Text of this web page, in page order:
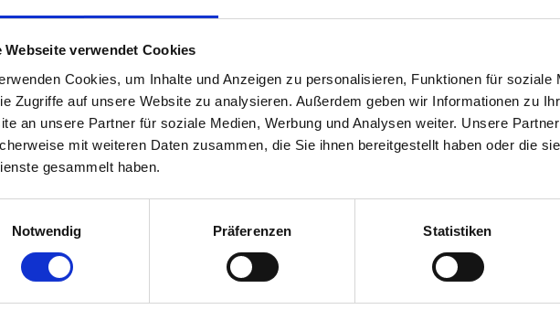
Webseite verwendet Cookies
Cookies, um Inhalte und Anzeigen zu personalisieren, Funktionen für soziale
Zugriffe auf unsere Website zu analysieren. Außerdem geben wir Informationen zu
an unsere Partner für soziale Medien, Werbung und Analysen weiter. Unsere
mit weiteren Daten zusammen, die Sie ihnen bereitgestellt haben oder die
gesammelt haben.
Notwendig
Präferenzen Statistiken
Zeit in Andalusien! Am Anfang wusste ich nicht,
das das Retreat das Richtige für mich und meinen